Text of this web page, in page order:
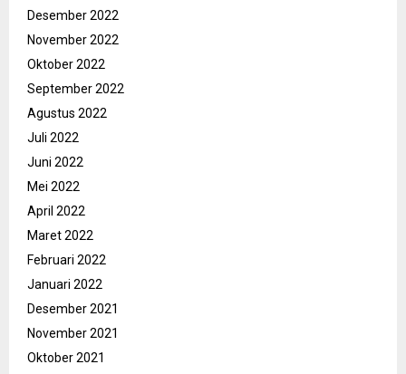
Desember 2022
November 2022
Oktober 2022
September 2022
Agustus 2022
Juli 2022
Juni 2022
Mei 2022
April 2022
Maret 2022
Februari 2022
Januari 2022
Desember 2021
November 2021
Oktober 2021